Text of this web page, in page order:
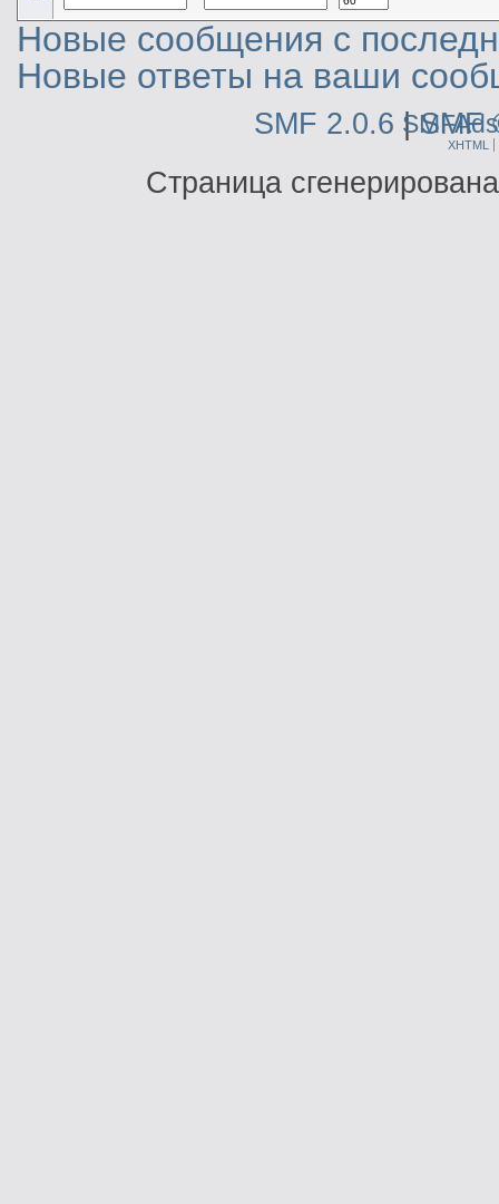
Новые сообщения с
Новые ответы на ваши
SMF 2.0.6 |SMF
SMFAds
XHTML
Страница